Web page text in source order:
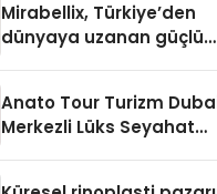
Mirabellix, Türkiye’den
dünyaya uzanan güçlü
Anato Tour Turizm
Merkezli Lüks Seyahat